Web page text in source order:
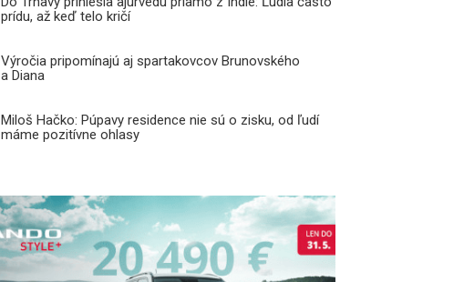
prídu, až keď telo kričí
Výročia pripomínajú aj spartakovcov Brunovského
a Diana
Miloš Hačko: Púpavy residence nie sú o zisku, od ľudí
máme pozitívne ohlasy